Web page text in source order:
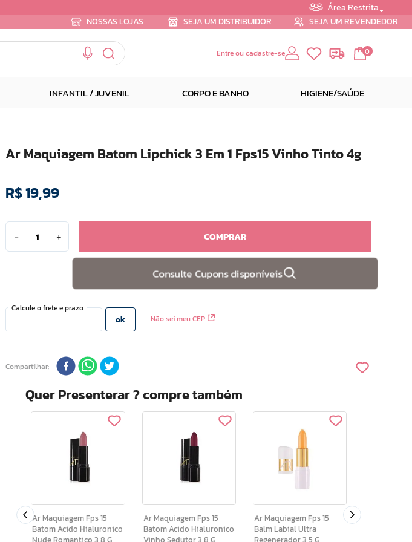
Área Restrita
NOSSAS LOJAS
SEJA UM DISTRIBUIDOR SEJA UM REVENDEDOR
Entre ou cadastre-se 0
INFANTIL / JUVENIL CORPO E BANHO HIGIENE/SAÚDE
Ar Maquiagem Batom Lipchick 3 Em 1 Fps15 Vinho Tinto 4g
R$19,99
＋
－ COMPRAR
Consulte Cupons disponíveis
Não sei meu CEP
Compartilhar
Quer Presenterar ? compre também
Ar Maquiagem Fps 15
Batom Acido Hialuronico
Ar Maquiagem Fps 15
Batom Acido Hialuronico
Ar Maquiagem Fps 15
Balm Labial Ultra